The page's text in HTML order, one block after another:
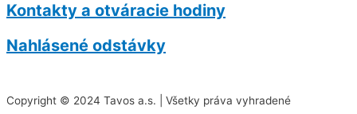
Kontakty a otváracie hodiny
Nahlásené odstávky
Copyright © 2024 Tavos a.s. | Všetky práva vyhradené